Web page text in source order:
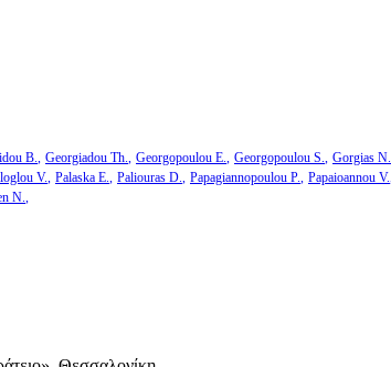
B. Georgiadou Th. Georgopoulou E. Georgopoulou S. Gorgias N.
V. Palaska E. Paliouras D. Papagiannopoulou P. Papaioannou V.
N.